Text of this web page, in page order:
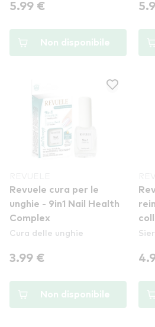
5.99 €
Non disponibile
Revuele cura per le
unghie - 9in1 Nail Health
Complex
Cura delle unghie
3.99 €
Non disponibile